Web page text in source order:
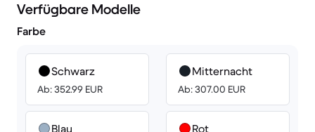
Verfügbare Modelle
Farbe
Schwarz
Ab: 352.99 EUR
Blau
Mitternacht
Ab: 307.00 EUR
Rot